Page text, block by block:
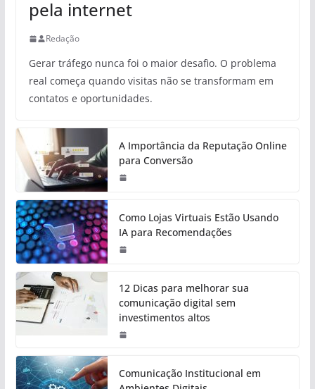
pela internet
Redação
Gerar tráfego nunca foi o maior desafio. O problema
real começa quando visitas não se transformam em
contatos e oportunidades.
A Importância da Reputação Online
para Conversão
Como Lojas Virtuais Estão Usando
IA para Recomendações
12 Dicas para melhorar sua
comunicação digital sem
investimentos altos
Comunicação Institucional em